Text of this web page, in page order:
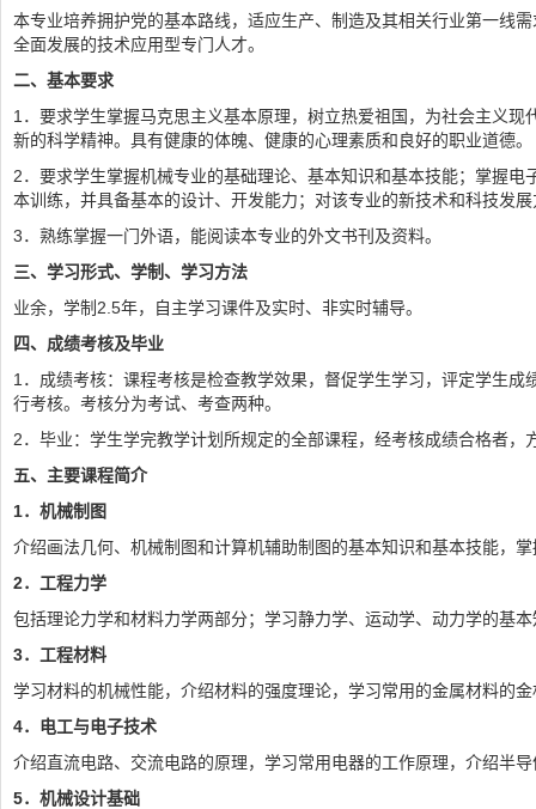
本专业培养拥护党的基本路线，适应生产、制造及其相关行业第一线
全面发展的技术应用型专门人才。
二、基本要求
1．要求学生掌握马克思主义基本原理，树立热爱祖国，为社会主义
新的科学精神。具有健康的体魄、健康的心理素质和良好的职业道德。
2．要求学生掌握机械专业的基础理论、基本知识和基本技能；掌握
本训练，并具备基本的设计、开发能力；对该专业的新技术和科技发
3．熟练掌握一门外语，能阅读本专业的外文书刊及资料。
三、学习形式、学制、学习方法
业余，学制2.5年，自主学习课件及实时、非实时辅导。
四、成绩考核及毕业
1．成绩考核：课程考核是检查教学效果，督促学生学习，评定学生
行考核。考核分为考试、考查两种。
2．毕业：学生学完教学计划所规定的全部课程，经考核成绩合格者，
五、主要课程简介
1．机械制图
介绍画法几何、机械制图和计算机辅助制图的基本知识和基本技能，
2．工程力学
包括理论力学和材料力学两部分；学习静力学、运动学、动力学的基
3．工程材料
学习材料的机械性能，介绍材料的强度理论，学习常用的金属材料的
4．电工与电子技术
介绍直流电路、交流电路的原理，学习常用电器的工作原理，介绍半
5．机械设计基础